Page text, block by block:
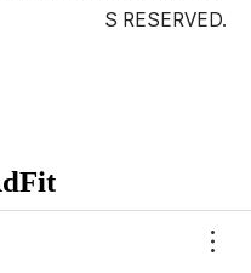
S RESERVED.